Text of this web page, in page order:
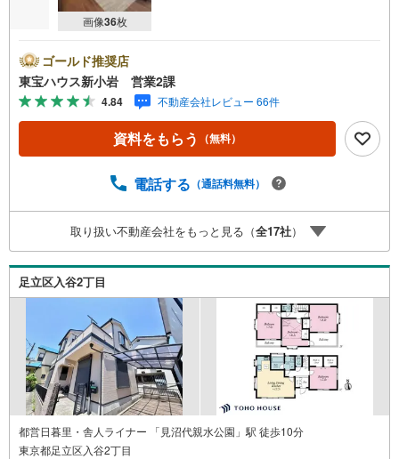
画像36枚
ゴールド推奨店
東宝ハウス新小岩 営業2課
4.84 不動産会社レビュー 66件
資料をもらう （無料）
電話する （通話料無料）
取り扱い不動産会社をもっと見る（全17社）
足立区入谷2丁目
都営日暮里・舎人ライナー 「見沼代親水公園」駅 徒歩10分
東京都足立区入谷2丁目